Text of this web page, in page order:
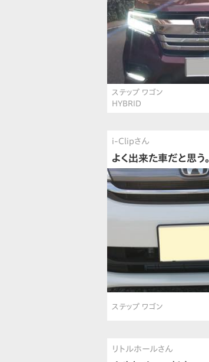
ステップ ワゴン
HYBRID
i-Clipさん
よく出来た車だと思う。
ステップ ワゴン
リトルホールさん